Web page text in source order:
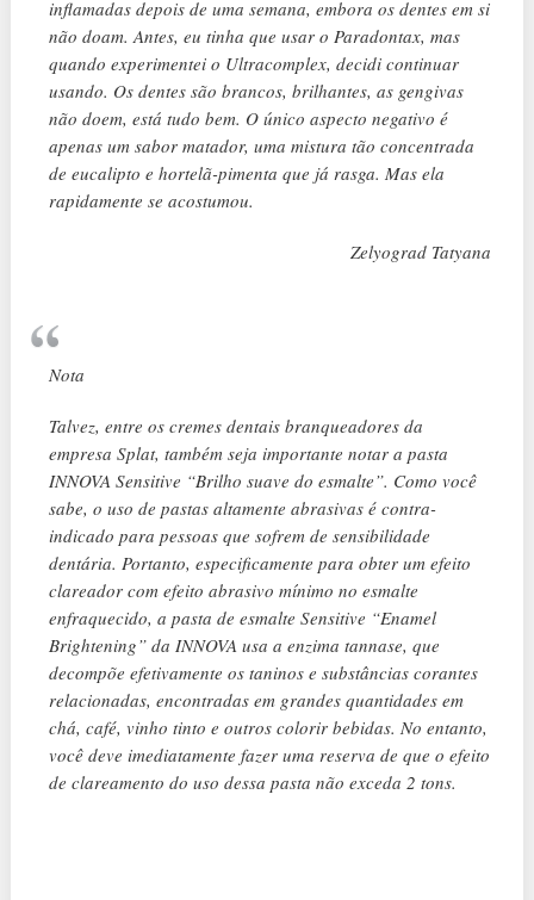
inflamadas depois de uma semana, embora os dentes em si
não doam. Antes, eu tinha que usar o Paradontax, mas
quando experimentei o Ultracomplex, decidi continuar
usando. Os dentes são brancos, brilhantes, as gengivas
não doem, está tudo bem. O único aspecto negativo é
apenas um sabor matador, uma mistura tão concentrada
de eucalipto e hortelã-pimenta que já rasga. Mas ela
rapidamente se acostumou.
Zelyograd Tatyana
Nota
Talvez, entre os cremes dentais branqueadores da
empresa Splat, também seja importante notar a pasta
INNOVA Sensitive “Brilho suave do esmalte”. Como você
sabe, o uso de pastas altamente abrasivas é contra-
indicado para pessoas que sofrem de sensibilidade
dentária. Portanto, especificamente para obter um efeito
clareador com efeito abrasivo mínimo no esmalte
enfraquecido, a pasta de esmalte Sensitive “Enamel
Brightening” da INNOVA usa a enzima tannase, que
decompõe efetivamente os taninos e substâncias corantes
relacionadas, encontradas em grandes quantidades em
chá, café, vinho tinto e outros colorir bebidas. No entanto,
você deve imediatamente fazer uma reserva de que o efeito
de clareamento do uso dessa pasta não exceda 2 tons.